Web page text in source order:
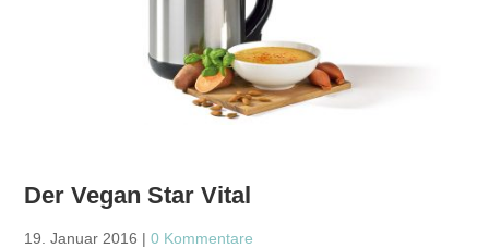
Der Vegan Star Vital
19. Januar 2016 |0 Kommentare